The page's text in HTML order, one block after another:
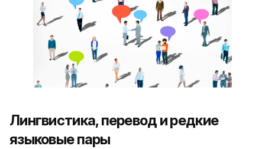
Лингвистика, перевод и редкие
языковые пары